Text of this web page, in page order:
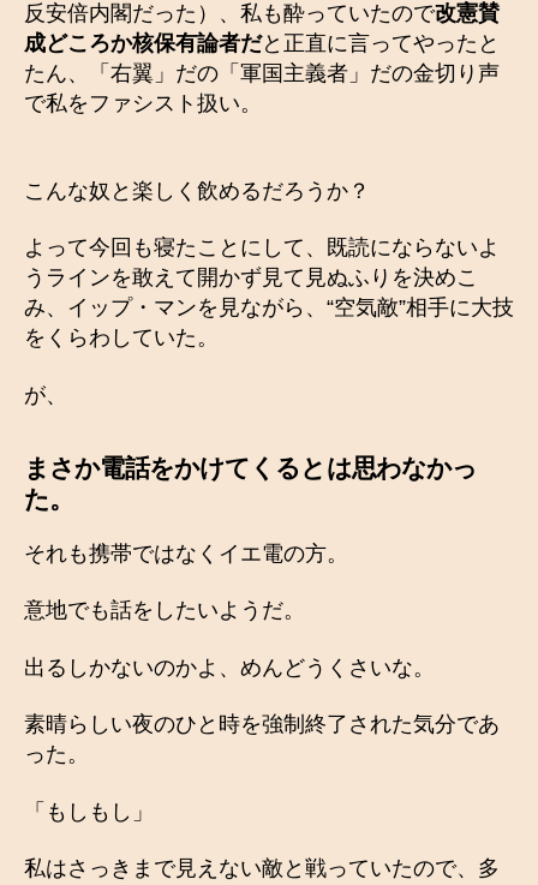
反安倍内閣だった）、私も酔っていたので改憲賛
成どころか核保有論者だと正直に言ってやったと
たん、「右翼」だの「軍国主義者」だの金切り声
で私をファシスト扱い。
こんな奴と楽しく飲めるだろうか？
よって今回も寝たことにして、既読にならないよ
うラインを敢えて開かず見て見ぬふりを決めこ
み、イップ・マンを見ながら、“空気敵”相手に大技
をくらわしていた。
が、
まさか電話をかけてくるとは思わなかっ
た。
それも携帯ではなくイエ電の方。
意地でも話をしたいようだ。
出るしかないのかよ、めんどうくさいな。
素晴らしい夜のひと時を強制終了された気分であ
った。
「もしもし」
私はさっきまで見えない敵と戦っていたので、多